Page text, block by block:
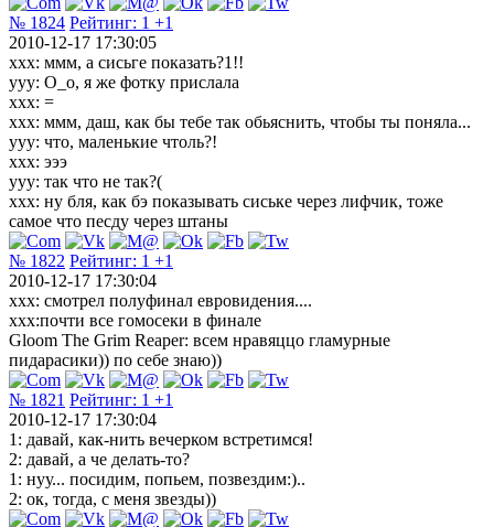
№ 1824 Рейтинг: 1 +1
2010-12-17 17:30:05
xxx: ммм, а сисьге показать?1!!
ууу: О_о, я же фотку прислала
ххх: =
ххх: ммм, даш, как бы тебе так обьяснить, чтобы ты поняла...
ууу: что, маленькие чтоль?!
ххх: эээ
ууу: так что не так?(
ххх: ну бля, как бэ показывать сиське через лифчик, тоже
самое что песду через штаны
№ 1822 Рейтинг: 1 +1
2010-12-17 17:30:04
xxx: смотрел полуфинал евровидения....
xxx:почти все гомосеки в финале
Gloom The Grim Reaper: всем нравяццо гламурные
пидарасики)) по себе знаю))
№ 1821 Рейтинг: 1 +1
2010-12-17 17:30:04
1: давай, как-нить вечерком встретимся!
2: давай, а че делать-то?
1: нуу... посидим, попьем, позвездим:)..
2: ок, тогда, с меня звезды))